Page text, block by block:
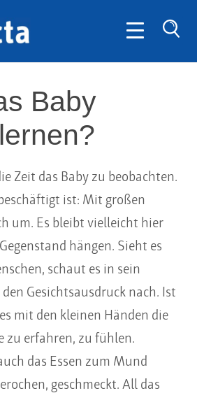
Baby
Zeit das Baby zu beobachten.
ist: Mit großen
um. Es bleibt vielleicht hier
hängen. Sieht es
schaut es in sein
Gesichtsausdruck nach. Ist
mit den kleinen Händen die
zu erfahren, zu fühlen.
das Essen zum Mund
geschmeckt. All das